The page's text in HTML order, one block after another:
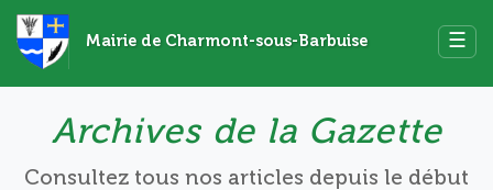
Mairie de Charmont-sous-Barbuise ☰
Archives de la Gazette
Consultez tous nos articles depuis le début